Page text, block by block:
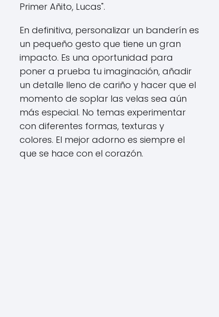
Primer Añito, Lucas".
En definitiva, personalizar un banderín es
un pequeño gesto que tiene un gran
impacto. Es una oportunidad para
poner a prueba tu imaginación, añadir
un detalle lleno de cariño y hacer que el
momento de soplar las velas sea aún
más especial. No temas experimentar
con diferentes formas, texturas y
colores. El mejor adorno es siempre el
que se hace con el corazón.